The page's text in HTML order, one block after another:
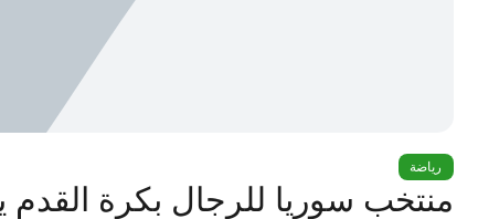
رياضة
منتخب سوريا للرجال بكرة